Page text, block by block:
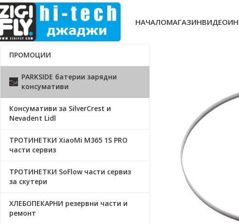
НАЧАЛОМАГАЗИН
ПРОМОЦИИ
PARKSIDE батерии зарядни
консумативи
Консумативи за SilverCrest и
Nevadent Lidl
ТРОТИНЕТКИ XiaoMi M365 1S PRO
части сервиз
ТРОТИНЕТКИ SoFlow части сервиз
за скутери
ХЛЕБОПЕКАРНИ резервни части и
ремонт